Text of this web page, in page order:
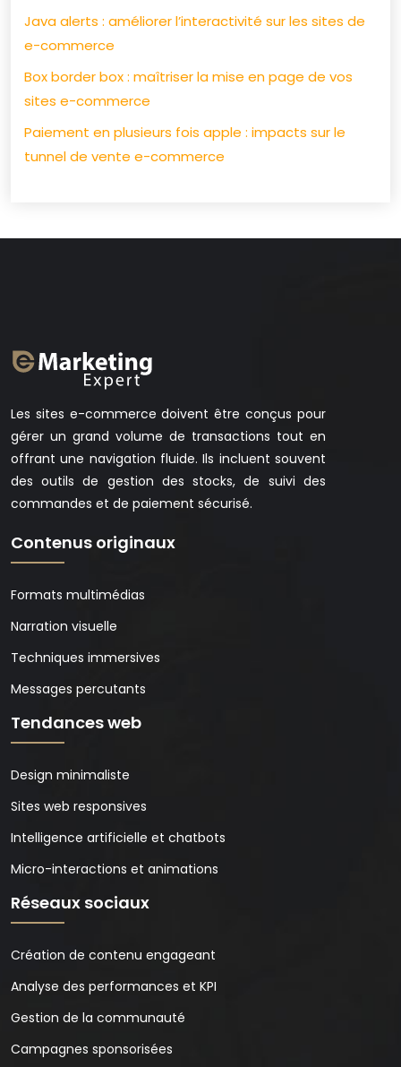
Java alerts : améliorer l’interactivité sur les sites de
e-commerce
Box border box : maîtriser la mise en page de vos
sites e-commerce
Paiement en plusieurs fois apple : impacts sur le
tunnel de vente e-commerce
Les sites e-commerce doivent être conçus pour
gérer un grand volume de transactions tout en
offrant une navigation fluide. Ils incluent souvent
des outils de gestion des stocks, de suivi des
commandes et de paiement sécurisé.
Contenus originaux
Formats multimédias
Narration visuelle
Techniques immersives
Messages percutants
Tendances web
Design minimaliste
Sites web responsives
Intelligence artificielle et chatbots
Micro-interactions et animations
Réseaux sociaux
Création de contenu engageant
Analyse des performances et KPI
Gestion de la communauté
Campagnes sponsorisées